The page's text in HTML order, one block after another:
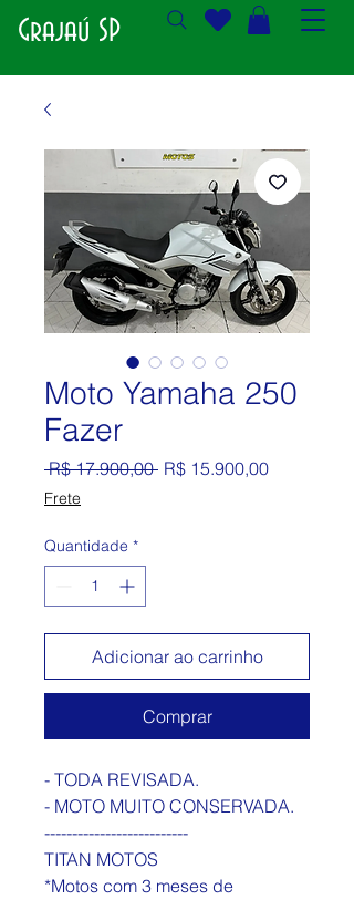
Grajaú SP
Moto Yamaha 250
Fazer
R$ 17.900,00 Preço normal
R$ 15.900,00Preço
Frete
Quantidade *
Adicionar ao carrinho
Comprar
- TODA REVISADA.
- MOTO MUITO CONSERVADA.
--------------------------
TITAN MOTOS
*Motos com 3 meses de